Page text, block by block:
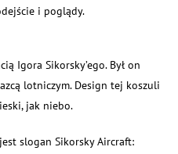
i poglądy.
Igora Sikorsky’ego. Był on
lotniczym. Design tej koszuli
jak niebo.
slogan Sikorsky Aircraft: